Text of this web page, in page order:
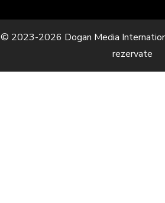
© 2023-2026 Dogan Media
rezervate